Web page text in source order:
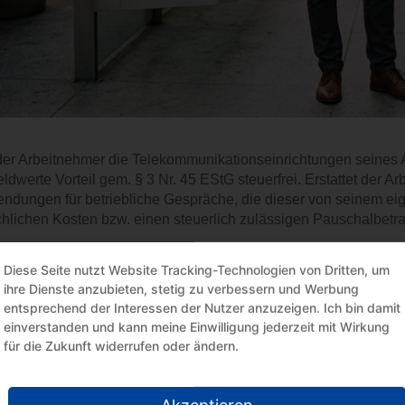
Arbeitnehmer die Telekommunikationseinrichtungen
Vorteil gem. § 3 Nr. 45 EStG steuerfrei. Erstattet der
für betriebliche Gespräche, die dieser von seinem
Kosten bzw. einen steuerlich zulässigen
entscheidet, ob und in welchem Umfang sein
Zwecke nutzen darf. Insbesondere bei einem Ehegatten-
getroffen werden. Darf der Arbeitnehmer-Ehegatte
reduziert sich der Bedarf für weitere private Telefonate
für seine eigenen privaten Telefonate nur noch einen
wenden ihren Arbeitnehmern ebenfalls einen
Diese Seite nutzt Website Tracking-Technologien von Dritten, um
ihre Dienste anzubieten, stetig zu verbessern und Werbung
entsprechend der Interessen der Nutzer anzuzeigen. Ich bin damit
einverstanden und kann meine Einwilligung jederzeit mit Wirkung
für die Zukunft widerrufen oder ändern.